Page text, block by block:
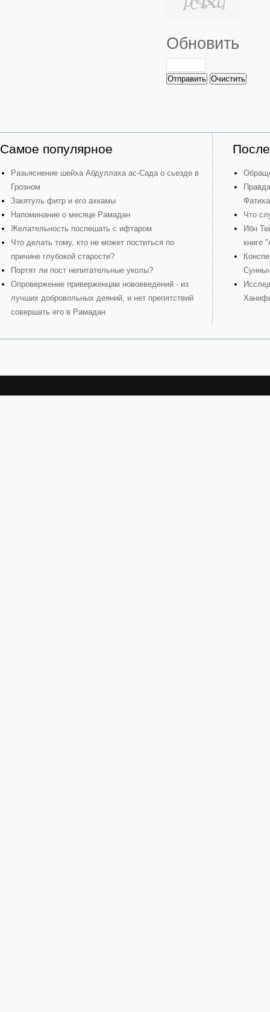
Обновить
Отправить Очистить
Самое популярное
Разьяснение шейха Абдуллаха ас-Сада о сьезде в
Грозном
Закятуль фитр и его ахкамы
Напоминание о месяце Рамадан
Желательность поспешать с ифтаром
Что делать тому, кто не может поститься по
причине глубокой старости?
Портят ли пост непитательные уколы?
Опровержение приверженцам нововведений - из
лучших добровольных деяний, и нет препятствий
совершать его в Рамадан
Что
Ибн
книге